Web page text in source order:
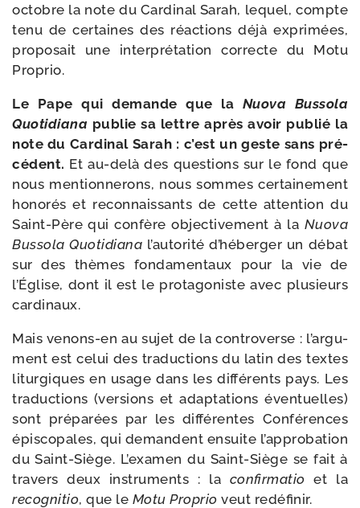
octobre la note du Cardinal Sarah, lequel, compte
tenu de cer­taines des réac­tions déjà expri­mées,
pro­po­sait une inter­pré­ta­tion cor­recte du Motu
Proprio.
Le Pape qui demande que la Nuova Bussola
Quotidiana publie sa lettre après avoir publié la
note du Cardinal Sarah : c’est un geste sans pré­
cé­dent. Et au-​delà des ques­tions sur le fond que
nous men­tion­ne­rons, nous sommes cer­tai­ne­ment
hono­rés et recon­nais­sants de cette atten­tion du
Saint-​Père qui confère objec­ti­ve­ment à la Nuova
Bussola Quotidiana l’au­to­ri­té d’hé­ber­ger un débat
sur des thèmes fon­da­men­taux pour la vie de
l’Église, dont il est le pro­ta­go­niste avec plu­sieurs
cardinaux.
Mais venons-​en au sujet de la contro­verse : l’ar­gu­
ment est celui des tra­duc­tions du latin des textes
litur­giques en usage dans les dif­fé­rents pays. Les
tra­duc­tions (ver­sions et adap­ta­tions éven­tuelles)
sont pré­pa­rées par les dif­fé­rentes Conférences
épis­co­pales, qui demandent ensuite l’ap­pro­ba­tion
du Saint-​Siège. L’examen du Saint-​Siège se fait à
tra­vers deux ins­tru­ments : la confir­ma­tio et la
recog­ni­tio, que le Motu Proprio veut redéfinir.